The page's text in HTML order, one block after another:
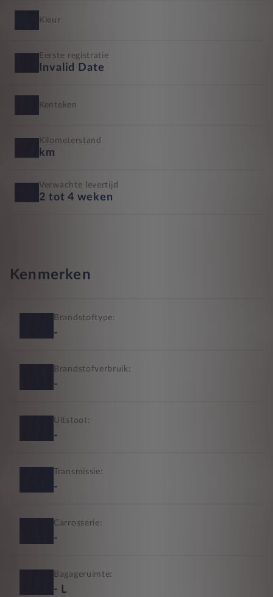
Kleur
Eerste registratie
Invalid Date
Kenteken
Kilometerstand
km
Verwachte levertijd
2 tot 4 weken
Kenmerken
Brandstoftype:
-
Brandstofverbruik:
-
Uitstoot:
-
Transmissie:
-
Carrosserie:
-
Bagageruimte:
- L